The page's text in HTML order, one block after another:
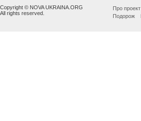
Copyright © NOVA UKRAINA.ORG
All rights reserved.
Про проект
Подорож